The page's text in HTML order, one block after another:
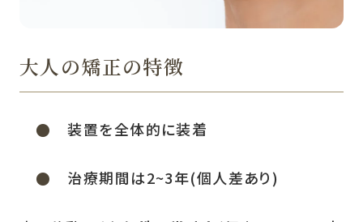
大人の矯正の特徴
装置を全体的に装着
治療期間は2~3年(個人差あり)